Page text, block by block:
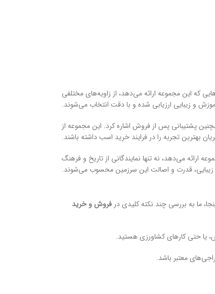
که این مجموعه ارائه می‌دهد، از زاویه‌های مختلفی
و زیبایی ارزیابی شده و با دقت انتخاب می‌شوند.
پشتیبانی پس از فروش اشاره کرد. این مجموعه از
بهترین تجربه را در فرایند خرید اسب داشته باشند.
می‌دهد، نه تنها نمایندگانی از تاریخ و فرهنگ
زیبایی، قدرت و اصالت این سرزمین محسوب می‌شوند.
ما به بررسی چند نکته کلیدی در فروش و خرید
یا حتی کارهای کشاورزی هستید.
معتبر باشد.